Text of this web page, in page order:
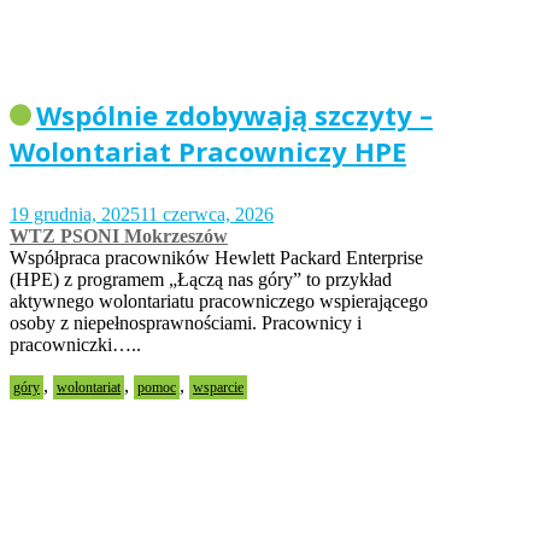
Wspólnie zdobywają szczyty –
Wolontariat Pracowniczy HPE
19 grudnia, 202511 czerwca, 2026
WTZ PSONI Mokrzeszów
Współpraca pracowników Hewlett Packard Enterprise
(HPE) z programem „Łączą nas góry” to przykład
aktywnego wolontariatu pracowniczego wspierającego
osoby z niepełnosprawnościami. Pracownicy i
pracowniczki…..
góry , wolontariat , pomoc , wsparcie